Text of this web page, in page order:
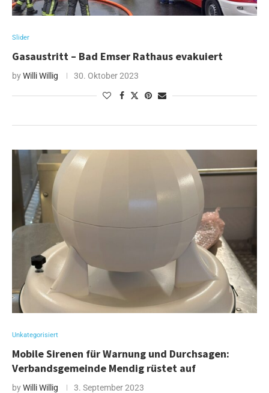
Slider
Gasaustritt – Bad Emser Rathaus evakuiert
byWilli Willig 30. Oktober 2023
Unkategorisiert
Mobile Sirenen für Warnung und Durchsagen:
Verbandsgemeinde Mendig rüstet auf
byWilli Willig 3. September 2023